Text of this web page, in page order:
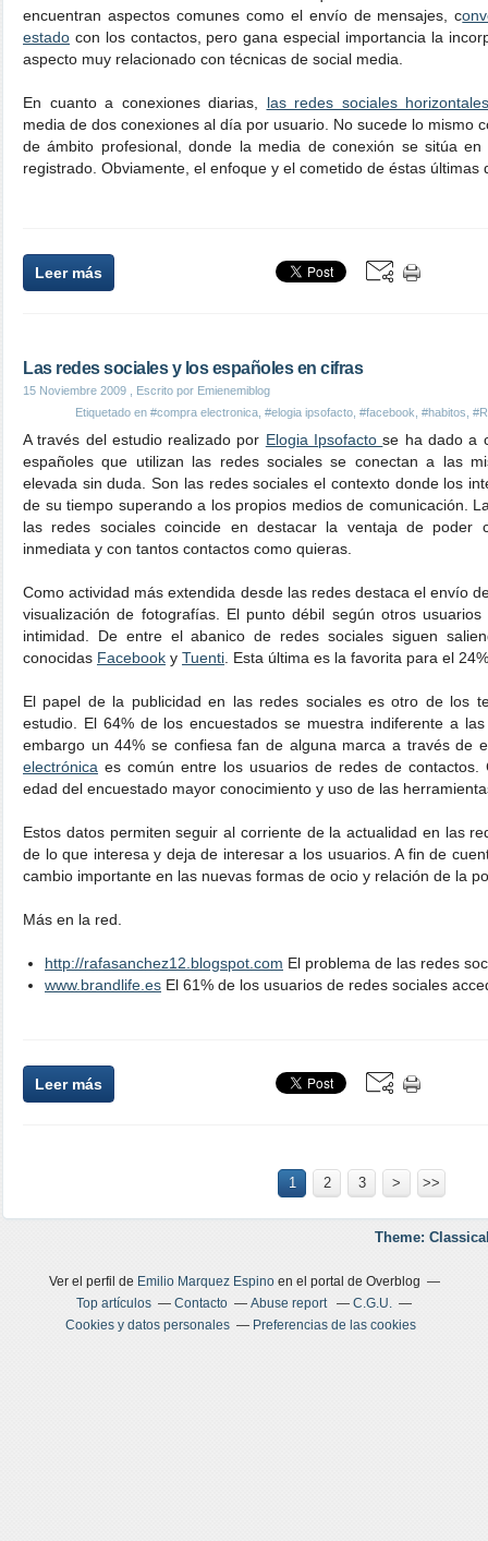
encuentran aspectos comunes como el envío de mensajes, c
estado con los contactos, pero gana especial importancia la
aspecto muy relacionado con técnicas de social media.
En cuanto a conexiones diarias, las redes sociales
media de dos conexiones al día por usuario. No sucede lo mismo
de ámbito profesional, donde la media de conexión se sitúa
registrado. Obviamente, el enfoque y el cometido de éstas últimas
Leer más
Las redes sociales y los españoles en cifras
15 Noviembre 2009 , Escrito por Emienemiblog
Etiquetado en #compra electronica #elogia ipsofacto #facebook #habitos
A través del estudio realizado por Elogia Ipsofactose ha dado a
españoles que utilizan las redes sociales se conectan a las
elevada sin duda. Son las redes sociales el contexto donde los
de su tiempo superando a los propios medios de comunicación.
las redes sociales coincide en destacar la ventaja de poder
inmediata y con tantos contactos como quieras.
Como actividad más extendida desde las redes destaca el envío
visualización de fotografías. El punto débil según otros
intimidad. De entre el abanico de redes sociales siguen
conocidas Facebook y Tuenti . Esta última es la favorita para el
El papel de la publicidad en las redes sociales es otro de los
estudio. El 64% de los encuestados se muestra indiferente a
embargo un 44% se confiesa fan de alguna marca a través de
electrónica es común entre los usuarios de redes de
edad del encuestado mayor conocimiento y uso de las
Estos datos permiten seguir al corriente de la actualidad en las
de lo que interesa y deja de interesar a los usuarios. A fin de
cambio importante en las nuevas formas de ocio y relación de la
Más en la red.
http://rafasanchez12.blogspot.com El problema de las redes
www.brandlife.es El 61% de los usuarios de redes sociales
Leer más
1 2 3 > >>
Theme:
Ver el perfil de Emilio Marquez Espinoen el portal de Overblog
Top artículos
Contacto Abuse report
C.G.U.
Cookies y datos personales
Preferencias de las cookies